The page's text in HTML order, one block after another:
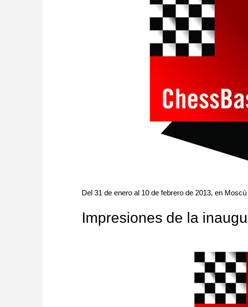
Del 31 de enero al 10 de febrero de 2013, en Moscú
Impresiones de la